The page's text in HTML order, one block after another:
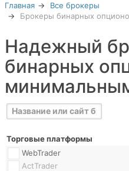
Главная
Все брокеры
Брокеры бинарных
Надежный
бинарных
Торговые платформы
WebTrader
ActTrader